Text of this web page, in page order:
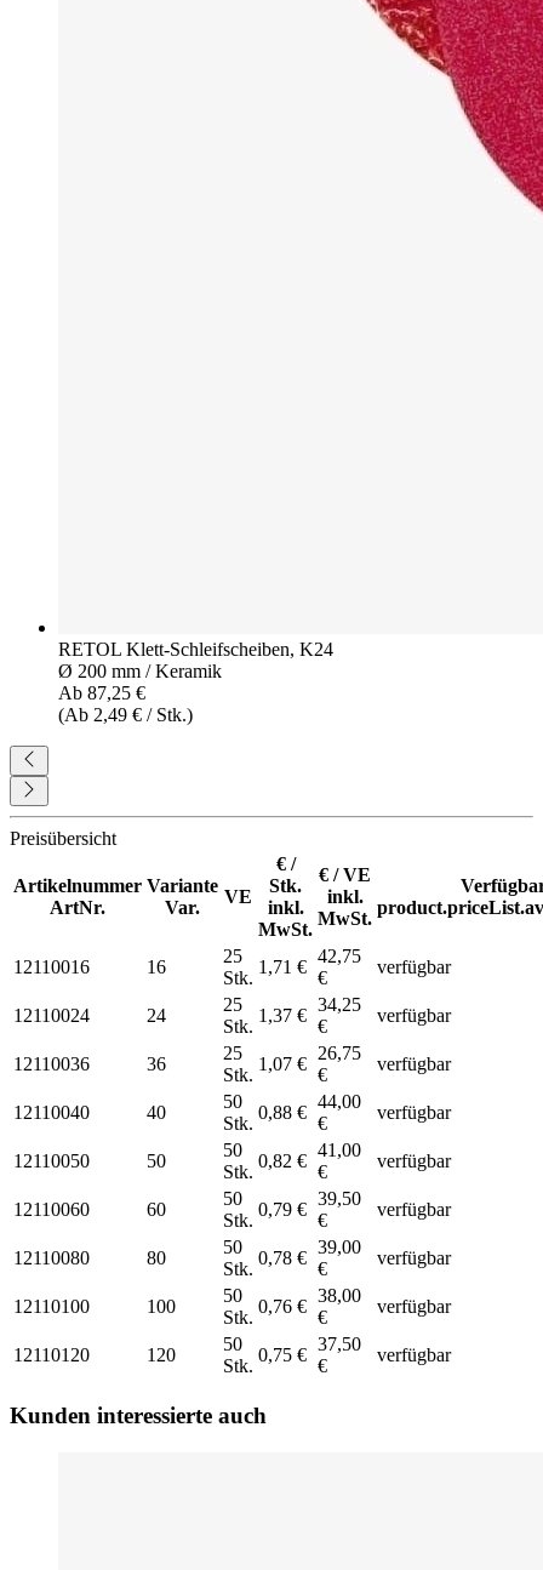
RETOL Klett-Schleifscheiben, K24
Ø 200 mm / Keramik
Ab 87,25 €
(Ab 2,49 € / Stk.)
Preisübersicht
Artikelnummer
ArtNr.
Variante
Var.
VE
€ /
Stk.
inkl.
MwSt.
€ / VE
inkl.
MwSt.
12110016 16
25
Stk.
1,71 €
42,75
€
verfügbar
12110024 24
25
Stk.
1,37 €
34,25
€
verfügbar
12110036 36
25
Stk.
1,07 €
26,75
€
verfügbar
12110040 40
50
Stk.
0,88 €
44,00
€
verfügbar
12110050 50
50
Stk.
0,82 €
41,00
€
verfügbar
12110060 60
50
Stk.
0,79 €
39,50
€
verfügbar
12110080 80
50
Stk.
0,78 €
39,00
€
verfügbar
12110100 100
50
Stk.
0,76 €
38,00
€
verfügbar
12110120 120
50
Stk.
0,75 €
37,50
€
verfügbar
Kunden interessierte auch